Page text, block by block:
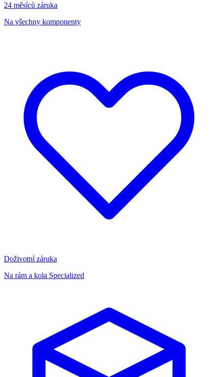
24 měsíců záruka
Na všechny komponenty
Doživotní záruka
Na rám a kola Specialized